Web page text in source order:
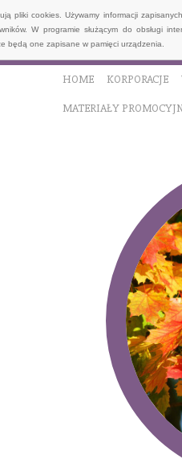
pliki cookies. Używamy informacji
W programie służącym do obsługi
będą one zapisane w pamięci urządzenia.
HOME KORPORACJE
MATERIAŁY